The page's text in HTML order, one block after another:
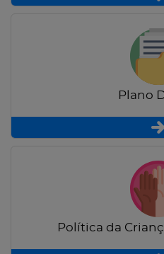
Plano
Política da